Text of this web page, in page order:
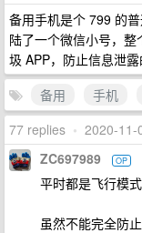
备用手机是个 799 的
陆了一个微信小号，
圾 APP，防止信息泄露
备用
手机
77 replies • 2020-11-
ZC697989 OP
平时都是飞行模
虽然不能完全防